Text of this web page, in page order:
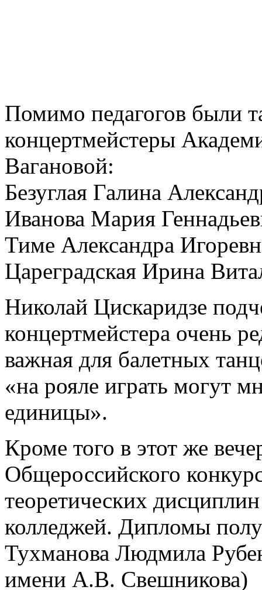
Помимо педагогов были
концертмейстеры
Вагановой:
Безуглая Галина
Иванова Мария
Тиме Александра
Цареградская Ирина
Николай Цискаридзе
концертмейстера очень
важная для балетных
«на рояле играть могут
единицы».
Кроме того в этот же
Общероссийского
теоретических
колледжей. Дипломы
Тухманова Людмила
имени А.В. Свешникова)